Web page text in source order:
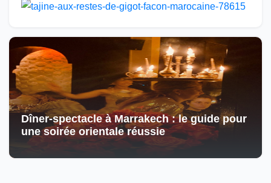
Dîner-spectacle à Marrakech : le guide pour
une soirée orientale réussie